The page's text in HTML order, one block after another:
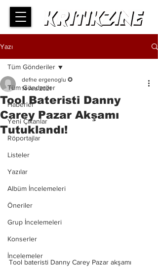
Yazı
Tüm Gönderiler
Haberler
Yeni Çıkanlar
Röportajlar
Listeler
Yazılar
Albüm İncelemeleri
Öneriler
Grup İncelemeleri
Konserler
İncelemeler
Tüm Gönderiler
Tool Bateristi Danny
Carey Pazar Akşamı
Tutuklandı!
defne ergenoglu ✪
14 Ara 2021
Tool bateristi Danny Carey Pazar akşamı